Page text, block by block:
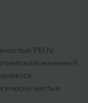
PEI IV,
R
чистым